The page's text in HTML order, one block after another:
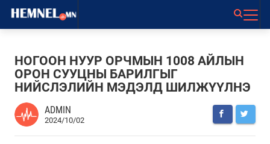
НОГООН НУУР ОРЧМЫН 1008 АЙЛЫН
ОРОН СУУЦНЫ БАРИЛГЫГ
НИЙСЛЭЛИЙН МЭДЭЛД ШИЛЖҮҮЛНЭ
ADMIN
2024/10/02